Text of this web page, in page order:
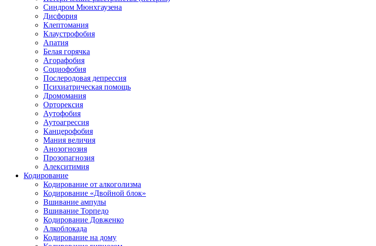
Синдром Мюнхгаузена
Дисфория
Клептомания
Клаустрофобия
Апатия
Белая горячка
Агорафобия
Социофобия
Послеродовая депрессия
Психиатрическая помощь
Дромомания
Орторексия
Аутофобия
Аутоагрессия
Канцерофобия
Мания величия
Анозогнозия
Прозопагнозия
Алекситимия
Кодирование
Кодирование от алкоголизма
Кодирование «Двойной блок»
Вшивание ампулы
Вшивание Торпедо
Кодирование Довженко
Алкоблокада
Кодирование на дому